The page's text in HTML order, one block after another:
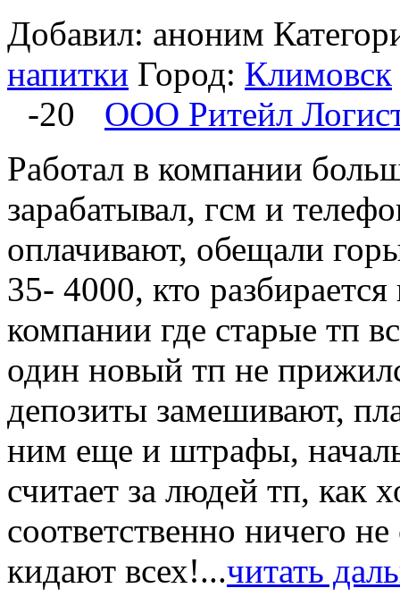
Добавил: аноним
напитки Город: Климовск
-20
ООО Ритейл
Работал в компании
зарабатывал, гсм и
оплачивают, обещали
35- 4000, кто
компании где старые тп
один новый тп не
депозиты замешивают,
ним еще и штрафы,
считает за людей тп, как
соответственно ничего
кидают всех!...читать